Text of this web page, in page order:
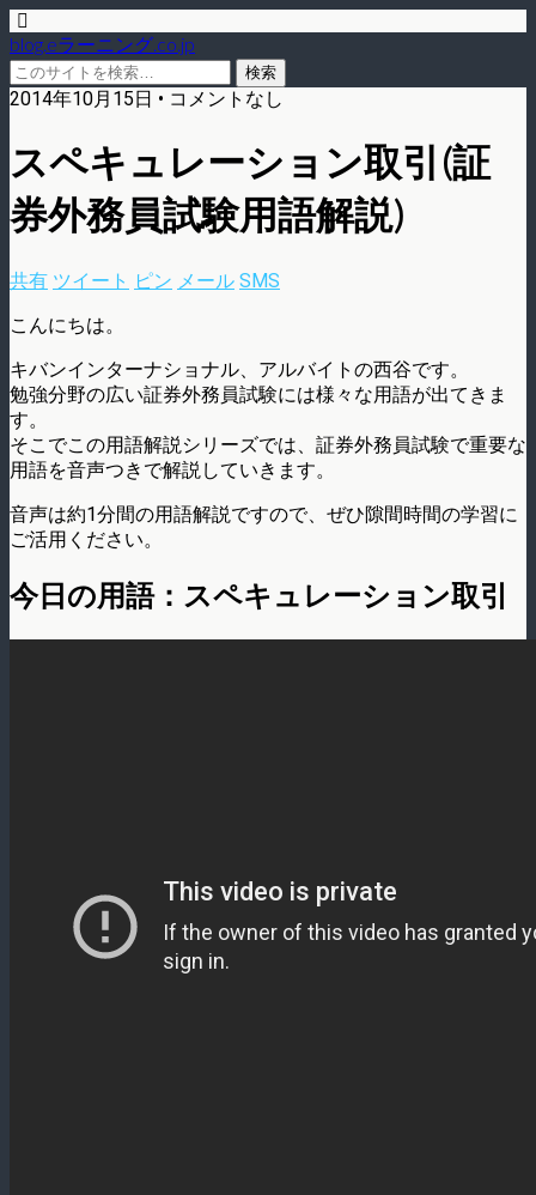
blog.eラーニング.co.jp
2014年10月15日 • コメントなし
スペキュレーション取引(証
券外務員試験用語解説)
共有 ツイート ピン メール SMS
こんにちは。
キバンインターナショナル、アルバイトの西谷です。
勉強分野の広い証券外務員試験には様々な用語が出てきま
す。
そこでこの用語解説シリーズでは、証券外務員試験で重要な
用語を音声つきで解説していきます。
音声は約1分間の用語解説ですので、ぜひ隙間時間の学習に
ご活用ください。
今日の用語：スペキュレーション取引